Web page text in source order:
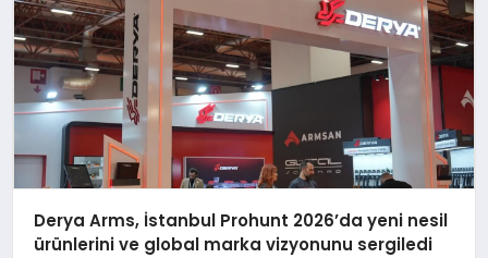
Derya Arms, İstanbul Prohunt 2026’da yeni nesil
ürünlerini ve global marka vizyonunu sergiledi